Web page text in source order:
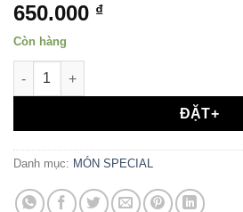
650.000 ₫
Còn hàng
BẮP CỪU PHÁP HẦM HẠT DẺ số lượng
ĐẶT+
Danh mục: MÓN SPECIAL